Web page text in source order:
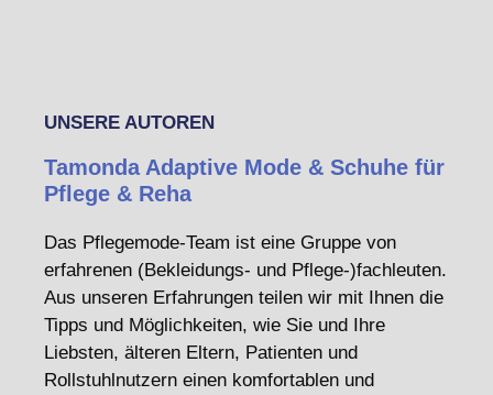
UNSERE AUTOREN
Tamonda Adaptive Mode & Schuhe für
Pflege & Reha
Das Pflegemode-Team ist eine Gruppe von
erfahrenen (Bekleidungs- und Pflege-)fachleuten.
Aus unseren Erfahrungen teilen wir mit Ihnen die
Tipps und Möglichkeiten, wie Sie und Ihre
Liebsten, älteren Eltern, Patienten und
Rollstuhlnutzern einen komfortablen und